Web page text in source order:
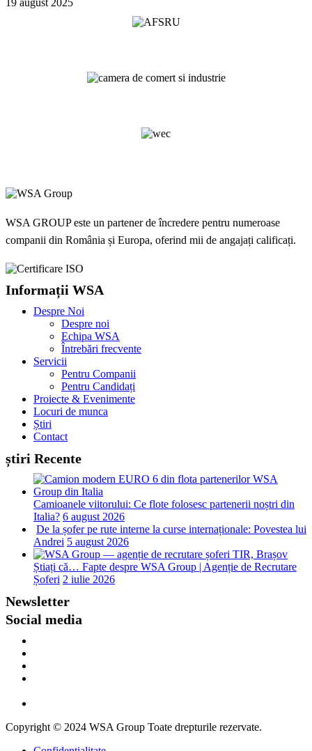
WSA GROUP este un partener de încredere pentru numeroase
companii din România și Europa, oferind mii de angajați calificați.
Informații WSA
Despre Noi
Despre noi
Echipa WSA
Întrebări frecvente
Servicii
Pentru Companii
Pentru Candidați
Proiecte & Evenimente
Locuri de munca
Știri
Contact
știri Recente
Camioanele viitorului: Ce flote folosesc partenerii noștri din
Italia? 6 august 2026
De la șofer pe rute interne la curse internaționale: Povestea lui
Andrei 5 august 2026
Știați că… Fapte despre WSA Group | Agenție de Recrutare
Șoferi 2 iulie 2026
Newsletter
Social media
Copyright © 2024 WSA Group Toate drepturile rezervate.